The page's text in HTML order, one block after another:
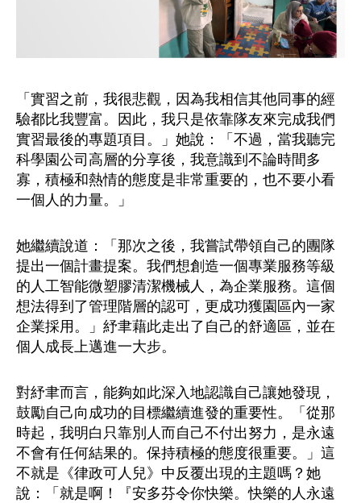
「實習之前，我很悲觀，因為我相信其他同事的經
驗都比我豐富。因此，我只是依靠隊友來完成我們
實習最後的專題項目。」她說：「不過，當我聽完
科學園公司高層的分享後，我意識到不論時間多
寡，積極和熱情的態度是非常重要的，也不要小看
一個人的力量。」
她繼續說道：「那次之後，我嘗試帶領自己的團隊
提出一個計畫提案。我們想創造一個專業服務等級
的人工智能微塑膠清潔機械人，為企業服務。這個
想法得到了管理階層的認可，更成功獲園區內一家
企業採用。」紓聿藉此走出了自己的舒適區，並在
個人成長上邁進一大步。
對紓聿而言，能夠如此深入地認識自己讓她發現，
鼓勵自己向成功的目標繼續進發的重要性。「從那
時起，我明白只靠別人而自己不付出努力，是永遠
不會有任何結果的。保持積極的態度很重要。」這
不就是《律政可人兒》中反覆出現的主題嗎？她
說：「就是啊！『安多芬令你快樂。快樂的人永遠